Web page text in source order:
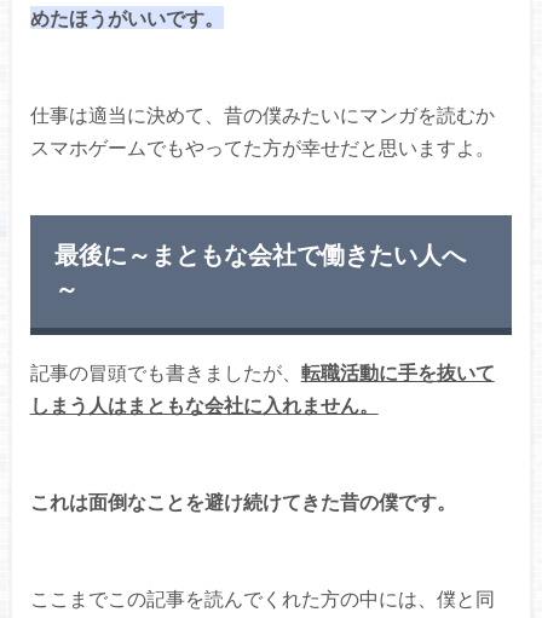
めたほうがいいです。
仕事は適当に決めて、昔の僕みたいにマンガを読むか
スマホゲームでもやってた方が幸せだと思いますよ。
最後に～まともな会社で働きたい人へ
～
記事の冒頭でも書きましたが、 転職活動に手を抜いて
しまう人はまともな会社に入れません。
これは面倒なことを避け続けてきた昔の僕です。
ここまでこの記事を読んでくれた方の中には、僕と同